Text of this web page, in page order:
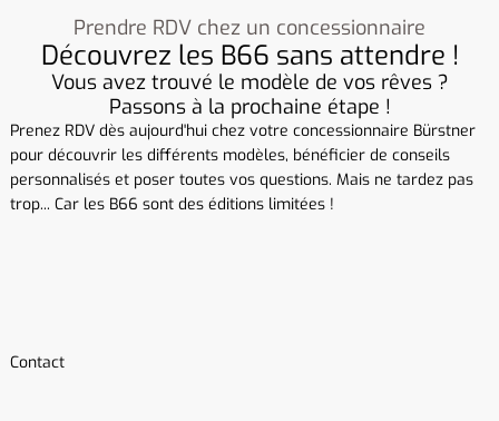
Prendre RDV chez un concessionnaire
Découvrez les B66 sans attendre !
Vous avez trouvé le modèle de vos rêves ?
Passons à la prochaine étape !
Prenez RDV dès aujourd'hui chez votre concessionnaire Bürstner
pour découvrir les différents modèles, bénéficier de conseils
personnalisés et poser toutes vos questions. Mais ne tardez pas
trop... Car les B66 sont des éditions limitées !
Contact